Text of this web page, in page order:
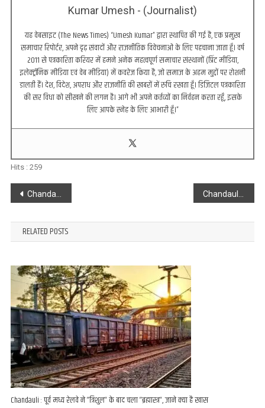
Kumar Umesh - (Journalist)
यह वेबसाइट (The News Times) “Umesh Kumar” द्वारा स्थापित की गई है, एक प्रमुख
समाचार रिपोर्टर, अपने दृढ़ संवादों और राजनीतिक विवेचनाओं के लिए पहचाना जाता हूँ। वर्ष
2011 से पत्रकारिता करियर में हमने अनेक महत्वपूर्ण समाचार संस्थानों (प्रिंट मीडिया,
इलेक्ट्रॉनिक मीडिया एवं वेब मीडिया) में कवरेज किया है, जो समाज के अहम मुद्दों पर रोशनी
डालती हैं। देश, विदेश, अपराध और राजनीति की खबरों में रुचि रखता हूँ। डिजिटल पत्रकारिता
की सर विधा को सीखने की लगन है। आगे भी अपने कर्तव्यों का निर्वहन करता रहूँ, इसके
लिए आपके स्नेह के लिए आभारी हूँ।”
Hits : 259
Post
navigation
Chandauli : सेठ एम.आर. जैपुरिया स्कूल पड़ाव कैंपस में विदाई समारोह आगाज़ संपन्न
RELATED POSTS
Chandauli : पूर्व मध्य रेलवे ने ‘‘त्रिशुल‘‘ के बाद चला ‘‘ब्रह्मास्त्र‘‘, जाने क्या है खास